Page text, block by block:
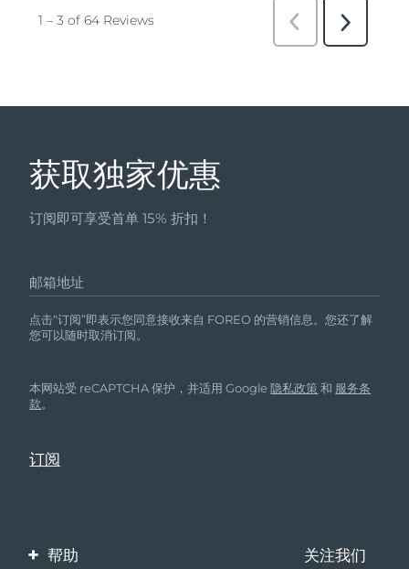
获取独家优惠
订阅即可享受首单 15% 折扣！
邮箱地址
点击“订阅”即表示您同意接收来自 FOREO 的营销信息。您还了解
您可以随时取消订阅。
本网站受 reCAPTCHA 保护，并适用 Google隐私政策 和 服务条
款。
帮助 关注我们